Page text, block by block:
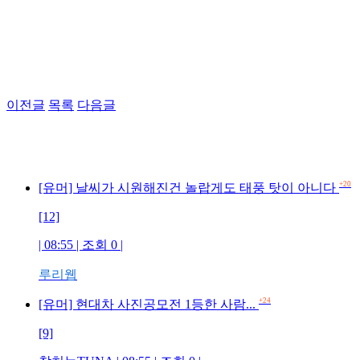
이전글 목록 다음글
[유머] 날씨가 시원해진건 놀랍게도 태풍 탓이 아니다 +20
[12]
| 08:55 | 조회 0 |
루리웹
[유머] 현대차 사진공모전 1등한 사람... +24
[9]